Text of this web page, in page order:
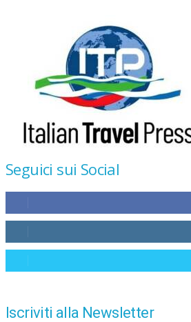
Seguici sui Social
Iscriviti alla Newsletter